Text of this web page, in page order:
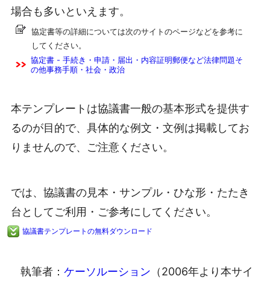
場合も多いといえます。
協定書等の詳細については次のサイトのページなどを参考に
してください。
協定書 - 手続き・申請・届出・内容証明郵便など法律問題そ
の他事務手順・社会・政治
本テンプレートは協議書一般の基本形式を提供す
るのが目的で、具体的な例文・文例は掲載してお
りませんので、ご注意ください。
では、協議書の見本・サンプル・ひな形・たたき
台としてご利用・ご参考にしてください。
協議書テンプレートの無料ダウンロード
執筆者： ケーソルーション （2006年より本サイ